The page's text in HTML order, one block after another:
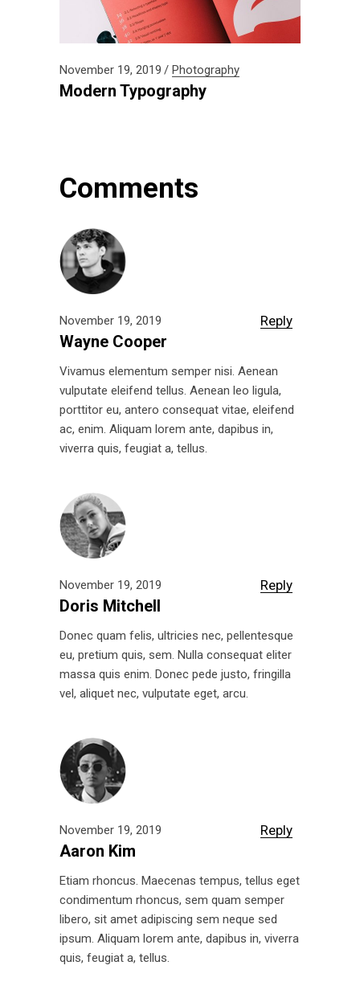
November 19, 2019 Photography
Modern Typography
Comments
November 19, 2019 Reply
Wayne Cooper
Vivamus elementum semper nisi. Aenean
vulputate eleifend tellus. Aenean leo ligula,
porttitor eu, antero consequat vitae, eleifend
ac, enim. Aliquam lorem ante, dapibus in,
viverra quis, feugiat a, tellus.
November 19, 2019 Reply
Doris Mitchell
Donec quam felis, ultricies nec, pellentesque
eu, pretium quis, sem. Nulla consequat eliter
massa quis enim. Donec pede justo, fringilla
vel, aliquet nec, vulputate eget, arcu.
November 19, 2019 Reply
Aaron Kim
Etiam rhoncus. Maecenas tempus, tellus eget
condimentum rhoncus, sem quam semper
libero, sit amet adipiscing sem neque sed
ipsum. Aliquam lorem ante, dapibus in, viverra
quis, feugiat a, tellus.